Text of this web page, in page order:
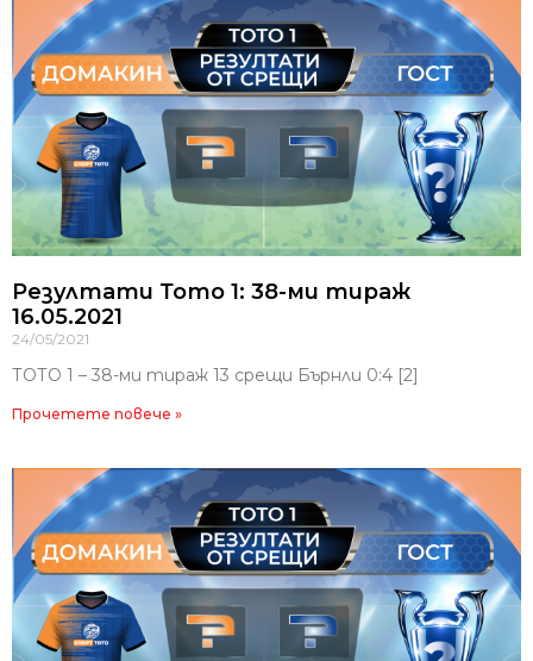
Резултати Тото 1: 38-ми тираж
16.05.2021
24/05/2021
ТОТО 1 – 38-ми тираж 13 срещи Бърнли 0:4 [2]
Прочетете повече »